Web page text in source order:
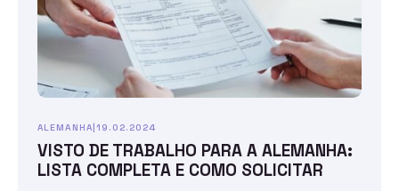
ALEMANHA|19.02.2024
VISTO DE TRABALHO PARA A ALEMANHA:
LISTA COMPLETA E COMO SOLICITAR